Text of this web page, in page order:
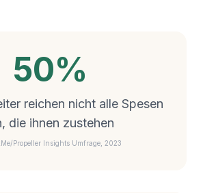
50%
reichen nicht alle Spesen
die ihnen zustehen
Propeller Insights Umfrage, 2023